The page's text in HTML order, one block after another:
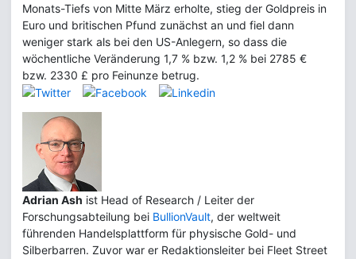
Monats-Tiefs von Mitte März erholte, stieg der Goldpreis in
Euro und britischen Pfund zunächst an und fiel dann
weniger stark als bei den US-Anlegern, so dass die
wöchentliche Veränderung 1,7 % bzw. 1,2 % bei 2785 €
bzw. 2330 £ pro Feinunze betrug.
Adrian Ash ist Head of Research / Leiter der
Forschungsabteilung bei BullionVault, der weltweit
führenden Handelsplattform für physische Gold- und
Silberbarren. Zuvor war er Redaktionsleiter bei Fleet Street